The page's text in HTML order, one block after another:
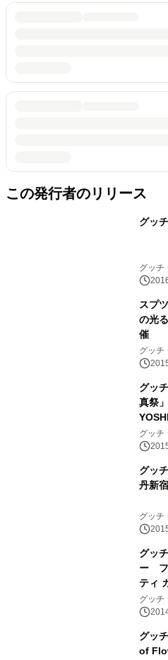
この発行者のリリース
グッ
グッチ
スプ
の光
催
グッチ
グッ
真祭
ト
グッチ
グッ
丹新
グッチ
グッ
ー フ
ティ
を寄付
グッチ
グッ
of